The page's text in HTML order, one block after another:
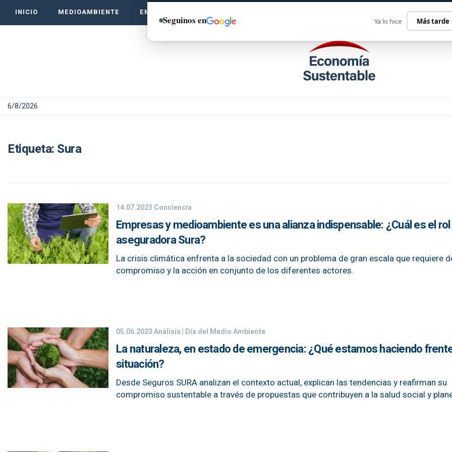
INICIO MEDIOAMBIENTE EMPRENDE VERDE
6/8/2026
Etiqueta: Sura
14.07.2023 Conciencia
Empresas y medioambiente es una alianza indispensable: ¿Cuál es el
aseguradora Sura?
La crisis climática enfrenta a la sociedad con un problema de gran escala que requiere
compromiso y la acción en conjunto de los diferentes actores.
05.06.2023Análisis | Día del Medio Ambiente
La naturaleza, en estado de emergencia: ¿Qué estamos haciendo
situación?
Desde Seguros SURA analizan el contexto actual, explican las tendencias y reafirman su
compromiso sustentable a través de propuestas que contribuyen a la salud social y
Seguinos en Ya lo hice Más tarde